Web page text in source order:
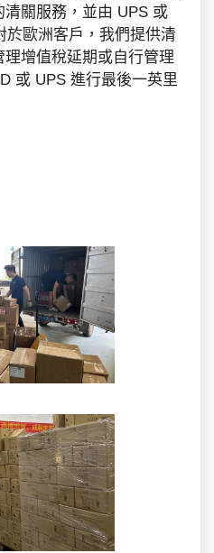
關服務，並由 UPS 或
於歐洲客戶，我們提供清
增值稅延期或自行管理
或 UPS 進行最後一英里